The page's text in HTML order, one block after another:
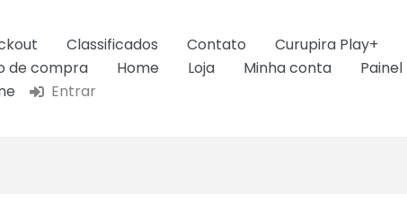
Classificados Contato Curupira Play+
de compra Home Loja Minha conta Painel
Entrar